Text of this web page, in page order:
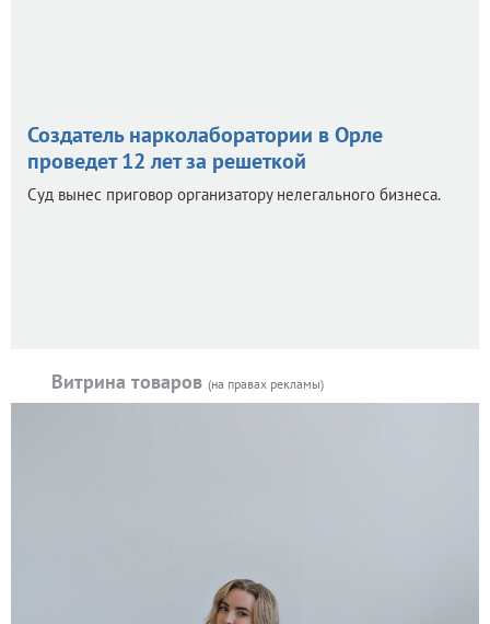
Создатель нарколаборатории в Орле
проведет 12 лет за решеткой
Суд вынес приговор организатору нелегального бизнеса.
Витрина товаров (на правах рекламы)